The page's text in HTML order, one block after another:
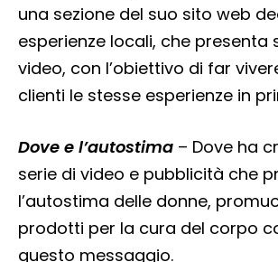
una sezione del suo sito web
esperienze locali, che presenta
video, con l’obiettivo di far
clienti le stesse esperienze in
Dove e l’autostima – Dove ha
serie di video e pubblicità che
l’autostima delle donne,
prodotti per la cura del corpo
questo messaggio.